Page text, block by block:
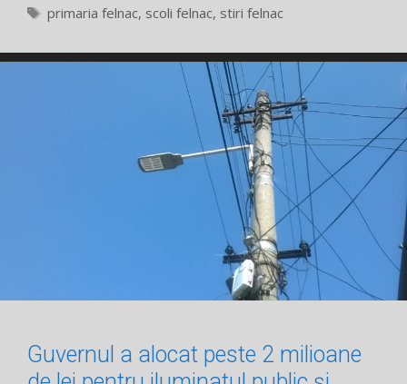
Etichete
primaria felnac, scoli felnac, stiri felnac
Guvernul a alocat peste 2 milioane